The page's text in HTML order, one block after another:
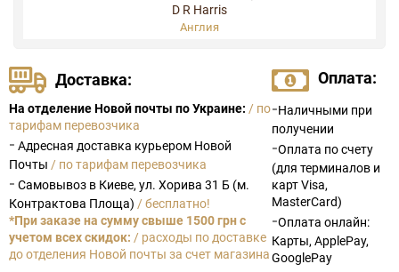
D R Harris
Англия
Доставка:
На отделение Новой почты по Украине: / по
тарифам перевозчика
- Адресная доставка курьером Новой
Почты / по тарифам перевозчика
- Самовывоз в Киеве, ул. Хорива 31 Б (м.
Контрактова Площа) / бесплатно!
*При заказе на сумму свыше 1500 грн с
учетом всех скидок: / расходы по доставке
до отделения Новой почты за счет магазина
Оплата:
-Наличными при
получении
-Оплата по счету
(для терминалов и
карт Visa,
MasterCard)
-Оплата онлайн:
Карты, ApplePay,
GooglePay